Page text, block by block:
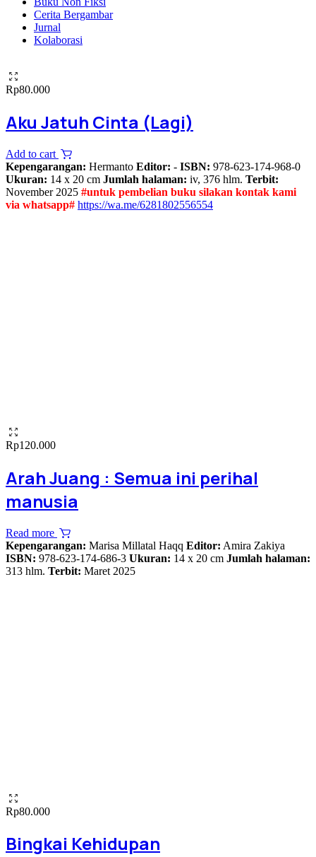
Cerita Bergambar
Jurnal
Kolaborasi
Rp80.000
Aku Jatuh Cinta (Lagi)
Add to cart
Kepengarangan: Hermanto Editor: - ISBN: 978-623-174-968-0
Ukuran: 14 x 20 cm Jumlah halaman: iv, 376 hlm. Terbit:
November 2025 #untuk pembelian buku silakan kontak kami
via whatsapp# https://wa.me/6281802556554
Rp120.000
Arah Juang : Semua ini perihal
manusia
Read more
Kepengarangan: Marisa Millatal Haqq Editor: Amira Zakiya
ISBN: 978-623-174-686-3 Ukuran: 14 x 20 cm Jumlah halaman:
313 hlm. Terbit: Maret 2025
Rp80.000
Bingkai Kehidupan